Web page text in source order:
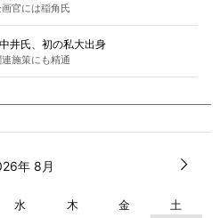
官には稲角氏
井氏、初の私大出身
施策にも精通
年 8月
水 木 金 土